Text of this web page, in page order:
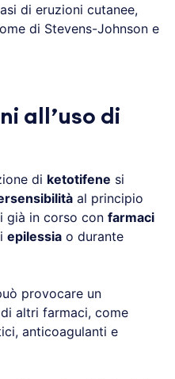
di eruzioni cutanee,
di Stevens-Johnson e
all’uso di
di ketotifene si
al principio
già in corso con farmaci
epilessia o durante
provocare un
altri farmaci, come
anticoagulanti e